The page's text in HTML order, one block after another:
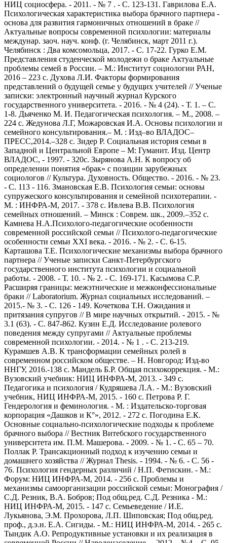
НИЦ социосфера. - 2011. - № 7 . - С. 123-131. Гаврилова Е.А.
Психологическая характеристика выбора брачного партнера -
основа для развития гармоничных отношений в браке //
Актуальные вопросы современной психологии: материалы
междунар. заоч. науч. конф. (г. Челябинск, март 2011 г.).
Челябинск : Два комсомольца, 2017. - С. 17-22. Гурко Е.М.
Представления студенческой молодежи о браке Актуальные
проблемы семей в России. – М.: Институт социологии РАН,
2016 – 223 с. Духова Л.И. Факторы формирования
представлений о будущей семье у будущих учителей // Ученые
записки: электронный научный журнал Курского
государственного университета. - 2016. - № 4 (24). - Т. 1. – С.
1-8. Дьяченко М. И. Педагогическая психология. – М., 2008. –
224 с. Жедунова Л.Г, Можаровская И.А. Основы психологии и
семейного консультирования.– М. : Изд–во ВЛАДОС–
ПРЕСС,2014.–328 с. Зидер Р. Социальная история семьи в
Западной и Центральной Европе – М: Гуманит. Изд. Центр
ВЛАДОС, - 1997. - 320с. Зырянова А.Н. К вопросу об
определении понятия «брак» с позиции зарубежных
социологов // Культура. Духовность. Общество. - 2016. - № 23.
- С. 113 - 116. Змановская Е.В. Психология семьи: основы
супружеского консультирования и семейной психотерапии. -
М. : ИНФРА-М, 2017. - 378 с. Ивлева В.В. Психология
семейных отношений. – Минск : Соврем. шк., 2009.–352 с.
Камнева Н.А.Психолого-педагогические особенности
современной российской семьи // Психолого-педагогические
особенности семьи ХХI века. - 2016. - № 2. - С. 6-15.
Карташова Т.Е. Психологические механизмы выбора брачного
партнера // Ученые записки Санкт-Петербургского
государственного института психологии и социальной
работы. - 2008. - Т. 10. - № 2. - С. 169-171. Касымова С.Р.
Расширяя границы: межэтнические и межконфессиональные
браки // Laboratorium. Журнал социальных исследований. –
2015.- № 3. - С. 126 - 149. Кочеткова Т.Н. Ожидания и
притязания супругов // В мире научных открытий. - 2015. - №
3.1 (63). - С. 847-862. Кузин Е.Д. Исследование ролевого
поведения между супругами // Актуальные проблемы
современной психологии. - 2014. - № 1 . - С. 213-219.
Курамшев А.В. К трансформации семейных ролей в
современном российском обществе. – Н. Новгород: Изд-во
ННГУ, 2016.-138 с. Мандель Б.Р. Общая психокоррекция. - М.:
Вузовский учебник: НИЦ ИНФРА-М, 2013. - 349 с.
Педагогика и психология / Кудряшева Л.А. - М.: Вузовский
учебник, НИЦ ИНФРА-М, 2015. - 160 с. Петрова Р. Г.
Гендерология и феминология. - М. : Издательско-торговая
корпорация «Дашков и К°», 2012. - 272 с. Погодина Е.К.
Основные социально-психологические подходы к проблеме
брачного выбора // Вестник Витебского государственного
университета им. П.М. Машерова. - 2009. - № 1. - С. 65 – 70.
Поллак Р. Трансакционный подход к изучению семьи и
домашнего хозяйства // Журнал Thesis. - 1994. - № 6. - С. 56 -
76. Психология гендерных различий / Н.П. Фетискин. - М.:
Форум: НИЦ ИНФРА-М, 2014. - 256 с. Проблемы и
механизмы самоорганизации российской семьи: Монография /
С.Д. Резник, В.А. Бобров; Под общ.ред. С.Д. Резника - М.:
НИЦ ИНФРА-М, 2015. - 147 с. Семьеведение / И.Е.
Лукьянова, Э.М. Прохорова, Л.П. Шиповская; Под общ.ред.
проф., д.э.н. Е.А. Сигиды. - М.: НИЦ ИНФРА-М, 2014. - 265 с.
Тындик А.О. Репродуктивные установки и их реализация в